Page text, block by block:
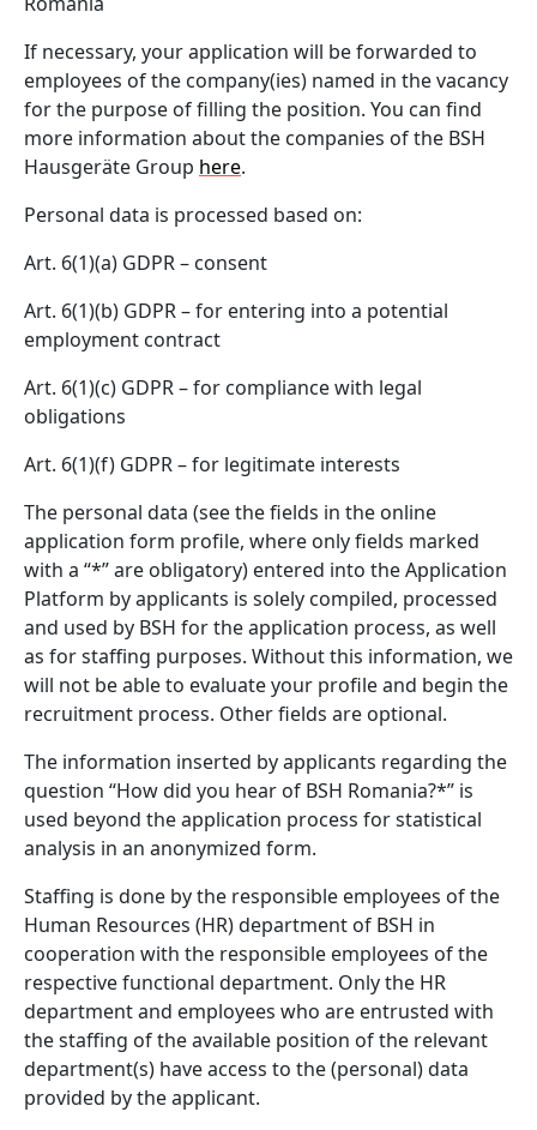
If necessary, your application will be forwarded to
employees of the company(ies) named in the vacancy
for the purpose of filling the position. You can find
more information about the companies of the BSH
Hausgeräte Group here.
Personal data is processed based on:
Art. 6(1)(a) GDPR – consent
Art. 6(1)(b) GDPR – for entering into a potential
employment contract
Art. 6(1)(c) GDPR – for compliance with legal
obligations
Art. 6(1)(f) GDPR – for legitimate interests
The personal data (see the fields in the online
application form profile, where only fields marked
with a “*” are obligatory) entered into the Application
Platform by applicants is solely compiled, processed
and used by BSH for the application process, as well
as for staffing purposes. Without this information, we
will not be able to evaluate your profile and begin the
recruitment process. Other fields are optional.
The information inserted by applicants regarding the
question “How did you hear of BSH Romania?*” is
used beyond the application process for statistical
analysis in an anonymized form.
Staffing is done by the responsible employees of the
Human Resources (HR) department of BSH in
cooperation with the responsible employees of the
respective functional department. Only the HR
department and employees who are entrusted with
the staffing of the available position of the relevant
department(s) have access to the (personal) data
provided by the applicant.